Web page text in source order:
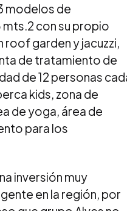
modelos de
con su propio
roof garden y jacuzzi,
de tratamiento de
de 12 personas
kids, zona de
de yoga, área de
para los
inversión muy
en la región, por